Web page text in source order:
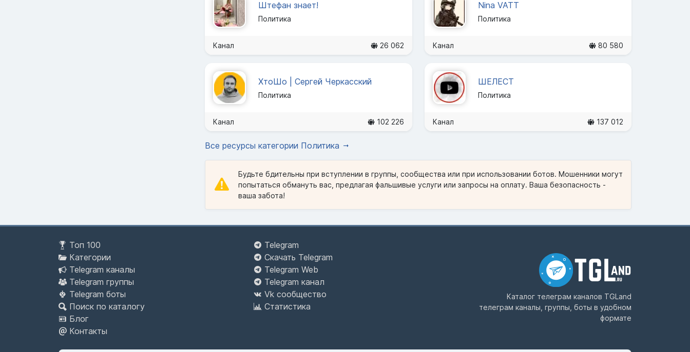
Штефан знает!
Политика
Канал 26 062
Nina VATT
Политика
Канал 80 580
ХтоШо | Сергей Черкасский
Политика
Канал 102 226
ШЕЛЕСТ
Политика
Канал 137 012
Все ресурсы категории Политика
Будьте бдительны при вступлении в группы, сообщества или при использовании ботов. Мошенники могут
попытаться обмануть вас, предлагая фальшивые услуги или запросы на оплату. Ваша безопасность -
ваша забота!
Топ 100
Категории
Telegram каналы
Telegram группы
Telegram боты
Поиск по каталогу
Блог
Контакты
Telegram
Скачать Telegram
Telegram Web
Telegram канал
Vk сообщество
Статистика
Каталог телеграм каналов TGLand
телеграм каналы, группы, боты в удобном
формате